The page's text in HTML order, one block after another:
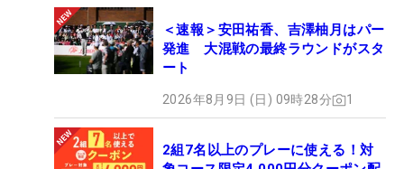
＜速報＞安田祐香、吉澤柚月はパー
発進 大混戦の最終ラウンドがスタ
ート
2026年8月9日 (日) 09時28分 1
2組7名以上のプレーに使える！対